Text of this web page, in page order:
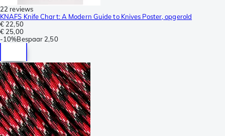
22 reviews
KNAFS Knife Chart: A Modern Guide to Knives Poster, opgerold
€ 22,50
€ 25,00
-10%Bespaar 2,50